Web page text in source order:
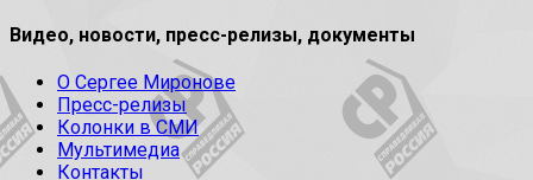
Видео, новости, пресс-релизы, документы
О Сергее Миронове
Пресс-релизы
Колонки в СМИ
Мультимедиа
Контакты